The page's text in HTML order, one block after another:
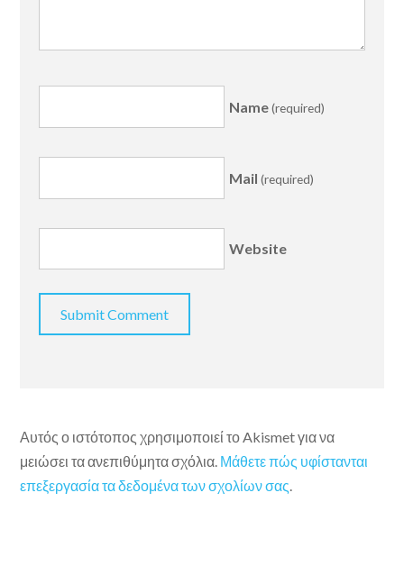
Name(required)
Mail (required)
Website
Αυτός ο ιστότοπος χρησιμοποιεί το Akismet για να
μειώσει τα ανεπιθύμητα σχόλια. Μάθετε πώς υφίστανται
επεξεργασία τα δεδομένα των σχολίων σας.